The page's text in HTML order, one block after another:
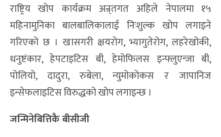
राष्ट्रिय खोप कार्यक्रम अन्र्तगत अहिले नेपालमा १५
महिनामुनिका बालबालिकालाई निःशुल्क खोप लगाइने
गरिएको छ । खासगरी क्षयरोग, भ्यागुतेरोग, लहरेखोकी,
धनुष्टंकार, हेपटाइटिस बी, हेमोफिलस इन्फ्लुएन्जा बी,
पोलियो, दादुरा, रुबेला, न्युमोकोकस र जापानिज
इन्सेफलाइटिस विरुद्धको खोप लगाइन्छ ।
जन्मिनेबित्तिकै बीसीजी